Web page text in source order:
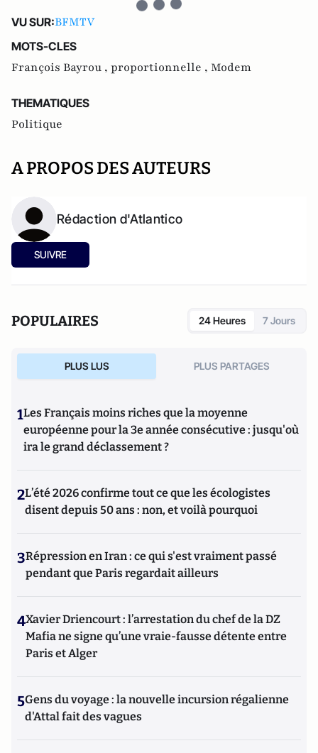
VU SUR:BFMTV
MOTS-CLES
François Bayrou , proportionnelle , Modem
THEMATIQUES
Politique
A PROPOS DES AUTEURS
Rédaction d'Atlantico
SUIVRE
POPULAIRES 24 Heures 7 Jours
PLUS LUS PLUS PARTAGES
1Les Français moins riches que la moyenne
européenne pour la 3e année consécutive : jusqu'où
ira le grand déclassement ?
2L’été 2026 confirme tout ce que les écologistes
disent depuis 50 ans : non, et voilà pourquoi
3Répression en Iran : ce qui s'est vraiment passé
pendant que Paris regardait ailleurs
4Xavier Driencourt : l’arrestation du chef de la DZ
Mafia ne signe qu’une vraie-fausse détente entre
Paris et Alger
5Gens du voyage : la nouvelle incursion régalienne
d'Attal fait des vagues